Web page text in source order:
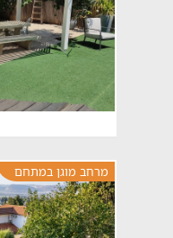
מרחב מוגן במתחם